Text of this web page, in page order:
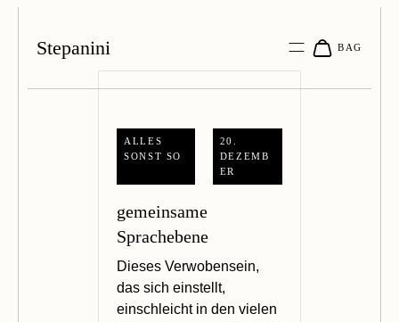
Stepanini
20.
DEZEMB
ER
ALLES
SONST SO
gemeinsame
Sprachebene
Dieses Verwobensein,
das sich einstellt,
einschleicht in den vielen